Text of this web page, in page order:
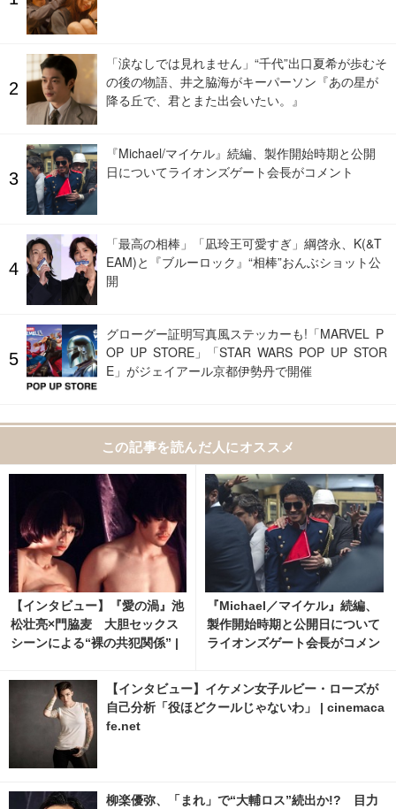
「涙なしでは見れません」“千代”出口夏希が歩むそ
の後の物語、井之脇海がキーパーソン『あの星が
降る丘で、君とまた出会いたい。』
『Michael/マイケル』続編、製作開始時期と公開
日についてライオンズゲート会長がコメント
「最高の相棒」「凪玲王可愛すぎ」綱啓永、K(&T
EAM)と『ブルーロック』“相棒”おんぶショット公
開
グローグー証明写真風ステッカーも!「MARVEL P
OP UP STORE」「STAR WARS POP UP STOR
E」がジェイアール京都伊勢丹で開催
この記事を読んだ人にオススメ
【インタビュー】『愛の渦』池
松壮亮×門脇麦 大胆セックス
シーンによる“裸の共犯関係” |
『Michael／マイケル』続編、
製作開始時期と公開日について
ライオンズゲート会長がコメン
acafe.net
【インタビュー】イケメン女子ルビー・ローズが
自己分析「役ほどクールじゃないわ」 | cinemaca
fe.net
柳楽優弥、「まれ」で“大輔ロス”続出か!? 目力